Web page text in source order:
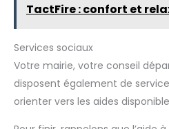
TactFire : confort et
Services sociaux
Votre mairie, votre conseil
disposent également de
orienter vers les aides